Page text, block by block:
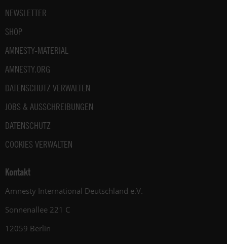
NEWSLETTER
SHOP
AMNESTY-MATERIAL
AMNESTY.ORG
DATENSCHUTZ VERWALTEN
JOBS & AUSSCHREIBUNGEN
DATENSCHUTZ
COOKIES VERWALTEN
Kontakt
Amnesty International Deutschland e.V.
Sonnenallee 221 C
12059 Berlin